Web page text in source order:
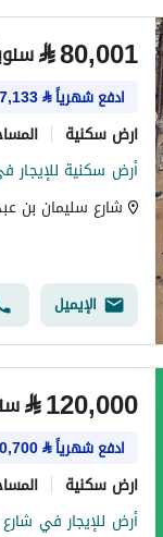
⃁80,001
ادفع شهرياً⃁
7,133
ارض سكنية
أرض سكنية للإيجار
شارع سليمان بن
الإيميل
⃁120,000
ادفع شهرياً⃁
ارض سكنية